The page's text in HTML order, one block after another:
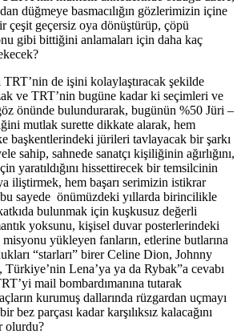
düğmeye basmacılığın gözlerimizin içine
çeşit geçersiz oya dönüştürüp, çöpü
gibi bittiğini anlamaları için daha kaç
de işini kolaylaştıracak şekilde
ve TRT’nin bugüne kadar ki seçimleri ve
önünde bulundurarak, bugünün %50 Jüri –
mutlak surette dikkate alarak, hem
başkentlerindeki jürileri tavlayacak bir şarkı
sahip, sahnede sanatçı kişiliğinin ağırlığını,
yaratıldığını hissettirecek bir temsilcinin
iliştirmek, hem başarı serimizin istikrar
bu sayede önümüzdeki yıllarda birincilikle
bulunmak için kuşkusuz değerli
yoksunu, kişisel duvar posterlerindeki
misyonu yükleyen fanların, etlerine butlarına
“starları” birer Celine Dion, Johnny
Lena’ya ya da Rybak”a cevabı
mail bombardımanına tutarak
kurumuş dallarında rüzgardan uçmayı
bez parçası kadar karşılıksız kalacağını
olurdu?